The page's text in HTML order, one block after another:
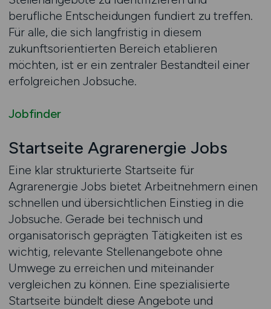
berufliche Entscheidungen fundiert zu treffen.
Für alle, die sich langfristig in diesem
zukunftsorientierten Bereich etablieren
möchten, ist er ein zentraler Bestandteil einer
erfolgreichen Jobsuche.
Jobfinder
Startseite Agrarenergie Jobs
Eine klar strukturierte Startseite für
Agrarenergie Jobs bietet Arbeitnehmern einen
schnellen und übersichtlichen Einstieg in die
Jobsuche. Gerade bei technisch und
organisatorisch geprägten Tätigkeiten ist es
wichtig, relevante Stellenangebote ohne
Umwege zu erreichen und miteinander
vergleichen zu können. Eine spezialisierte
Startseite bündelt diese Angebote und